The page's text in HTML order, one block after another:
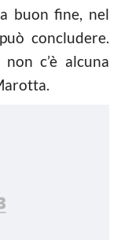
buon fine, nel
concludere.
c’è alcuna